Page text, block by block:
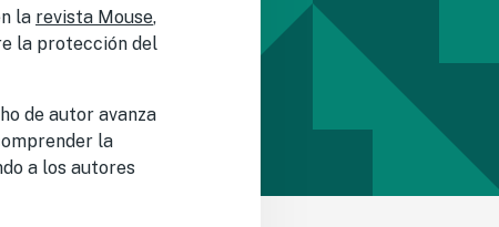
la revista Mouse,
la protección del
de autor avanza
la
a los autores